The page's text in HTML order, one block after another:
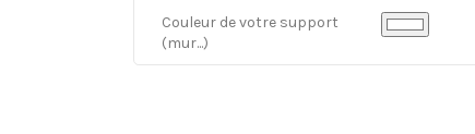
Couleur de votre support
(mur...)